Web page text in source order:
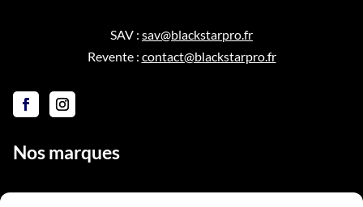
SAV : sav@blackstarpro.fr
Revente : contact@blackstarpro.fr
Nos marques